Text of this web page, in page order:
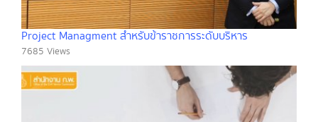
Project Managment สำหรับข้าราชการระดับบริหาร
7685 Views